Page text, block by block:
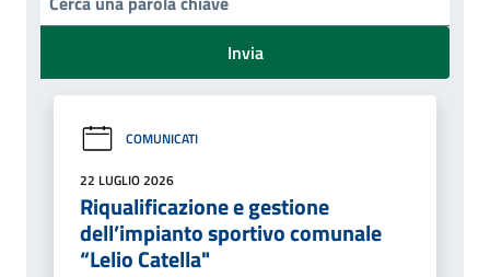
Invia
COMUNICATI
22 LUGLIO 2026
Riqualificazione e gestione
dell’impianto sportivo comunale
“Lelio Catella"